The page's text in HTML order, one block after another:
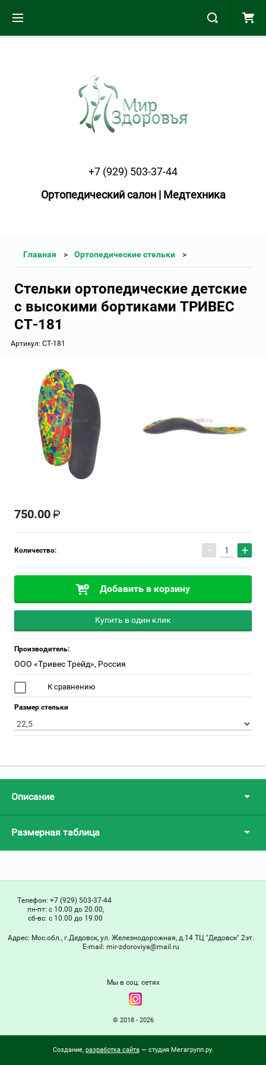
+7 (929) 503-37-44
Ортопедический салон | Медтехника
Главная Ортопедические стельки
Стельки ортопедические детские
с высокими бортиками ТРИВЕС
СТ-181
Артикул: СТ-181
750.00
Количество: − +
Добавить в корзину
Купить в один клик
Производитель:
ООО «Тривес Трейд», Россия
К сравнению
Размер стельки
Описание
Размерная таблица
Телефон: +7 (929) 503-37-44
пн-пт: с 10.00 до 20.00,
сб-вс: с 10.00 до 19.00
Адрес: Мос.обл., г.Дедовск, ул. Железнодорожная, д.14 ТЦ "Дедовск" 2эт.
Е-mail: mir-zdoroviya@mail.ru
Мы в соц. сетях
© 2018 - 2026
Создание, разработка сайта— студия Мегагрупп.ру.